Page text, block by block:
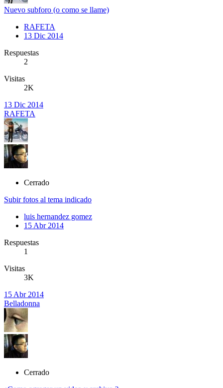
Nuevo subforo (o como se llame)
RAFETA
13 Dic 2014
Respuestas
2
Visitas
2K
13 Dic 2014
RAFETA
Cerrado
Subir fotos al tema indicado
luis hernandez gomez
15 Abr 2014
Respuestas
1
Visitas
3K
15 Abr 2014
Belladonna
Cerrado